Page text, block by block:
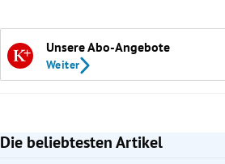
Unsere Abo-Angebote
Weiter
Die beliebtesten Artikel
Slide 1 von 7